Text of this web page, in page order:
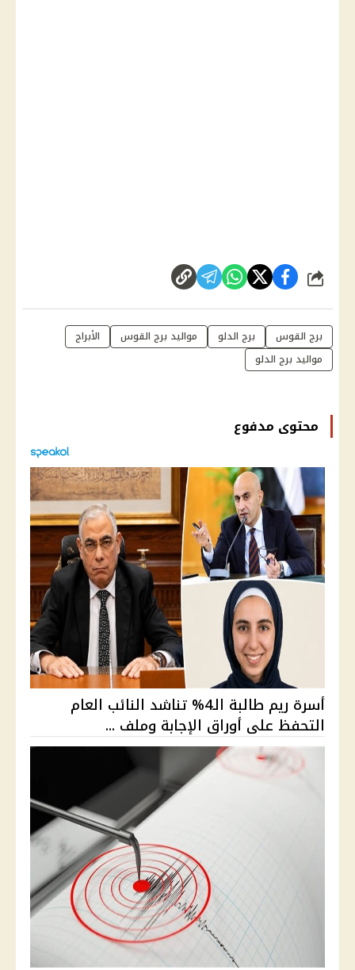
شارك
برج القوس برج الدلو مواليد برج القوس
الأبراج
مواليد برج الدلو
محتوى مدفوع
أسرة ريم طالبة الـ4% تناشد النائب العام
التحفظ على أوراق الإجابة وملف ...